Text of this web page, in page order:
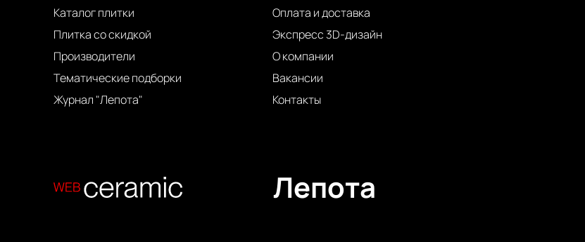
Каталог плитки
Плитка со скидкой
Производители
Тематические подборки
Журнал "Лепота"
Оплата и доставка
Экспресс 3D-дизайн
О компании
Вакансии
Контакты
Лепота